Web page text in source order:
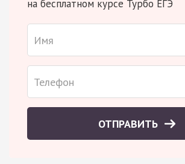
на бесплатном курсе Турбо ЕГЭ
ОТПРАВИТЬ